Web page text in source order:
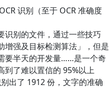
识别（至于 OCR 准确度
识别的文件，通过一些技巧
增强及目标检测算法」，但是
要半天的开发量……是一个奇
到了难以置信的 95%以上
出了 1912 份，文字的准确